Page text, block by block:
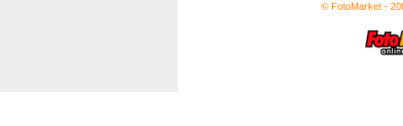
© FotoMarket -